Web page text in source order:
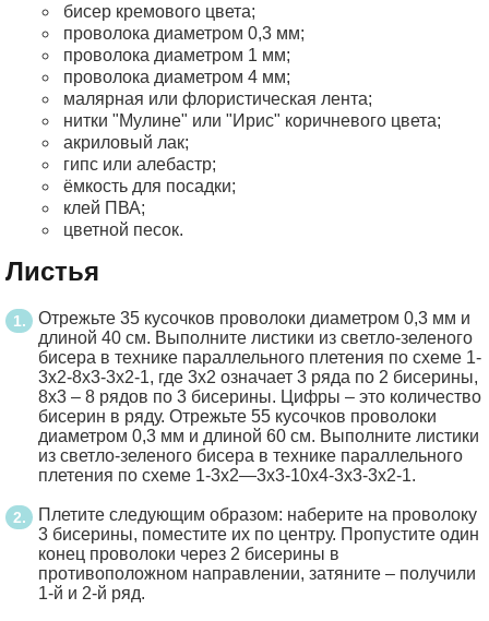
бисер кремового цвета;
проволока диаметром 0,3 мм;
проволока диаметром 1 мм;
проволока диаметром 4 мм;
малярная или флористическая лента;
нитки "Мулине" или "Ирис" коричневого цвета;
акриловый лак;
гипс или алебастр;
ёмкость для посадки;
клей ПВА;
цветной песок.
Листья
Отрежьте 35 кусочков проволоки диаметром 0,3 мм и
длиной 40 см. Выполните листики из светло-зеленого
бисера в технике параллельного плетения по схеме 1-
3х2-8х3-3х2-1, где 3х2 означает 3 ряда по 2 бисерины,
8х3 – 8 рядов по 3 бисерины. Цифры – это количество
бисерин в ряду. Отрежьте 55 кусочков проволоки
диаметром 0,3 мм и длиной 60 см. Выполните листики
из светло-зеленого бисера в технике параллельного
плетения по схеме 1-3х2—3х3-10х4-3х3-3х2-1.
Плетите следующим образом: наберите на проволоку
3 бисерины, поместите их по центру. Пропустите один
конец проволоки через 2 бисерины в
противоположном направлении, затяните – получили
1-й и 2-й ряд.